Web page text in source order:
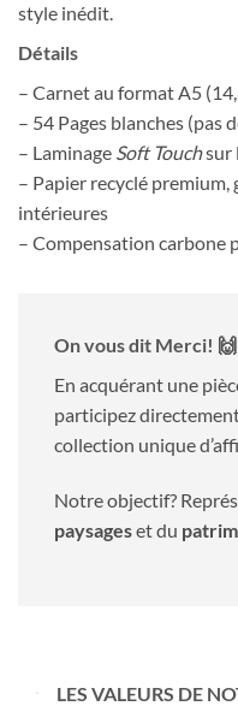
style inédit.
Détails
– Carnet au format A5
– 54 Pages blanches (pas
– Laminage Soft Touchsur
– Papier recyclé premium,
intérieures
– Compensation carbone
On vous dit Merci!
En acquérant une
participez
collection unique
Notre objectif?
paysageset du
LES VALEURS DE